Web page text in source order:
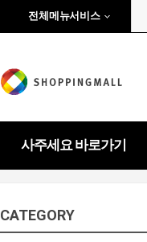
전체메뉴서비스
사주세요 바로가기
CATEGORY